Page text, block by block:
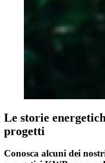
Le storie
progetti
Conosca alcuni dei